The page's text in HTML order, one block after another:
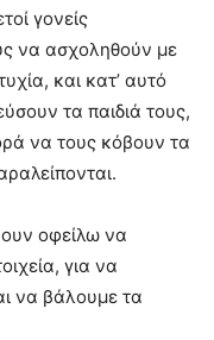
γονείς
να ασχοληθούν με
και κατ’ αυτό
τα παιδιά τους,
να τους κόβουν τα
οφείλω να
για να
να βάλουμε τα